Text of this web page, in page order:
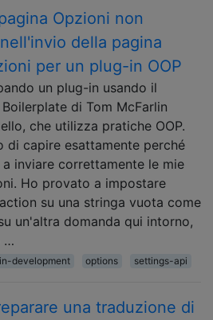
Opzioni non
della pagina
per un plug-in OOP
un plug-in usando il
di Tom McFarlin
che utilizza pratiche OOP.
di capire esattamente perché
inviare correttamente le mie
Ho provato a impostare
su una stringa vuota come
un'altra domanda qui intorno,
…
development options settings-api
una traduzione di